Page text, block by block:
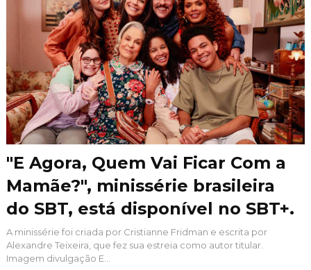
"E Agora, Quem Vai Ficar Com a
Mamãe?", minissérie brasileira
do SBT, está disponível no SBT+.
A minissérie foi criada por Cristianne Fridman e escrita por
Alexandre Teixeira, que fez sua estreia como autor titular.
Imagem divulgação E...